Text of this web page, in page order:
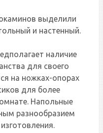
выделили
и настенный.
наличие
для своего
на ножках-опорах
для более
Напольные
разнообразием